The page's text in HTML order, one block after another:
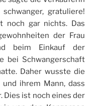
gratuliere!
noch gar nichts. Das
der Frau
beim Einkauf der
bei Schwangerschaft
Daher wusste die
ihrem Mann, dass
Dies ist noch eines der